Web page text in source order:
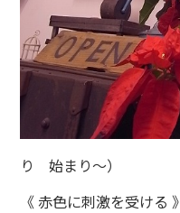
り 始まり～）
《 赤色に刺激を受ける 》